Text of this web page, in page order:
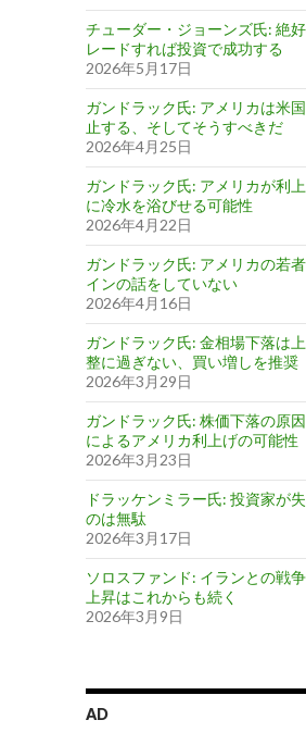
チューダー・ジョーンズ氏: 絶
レードすれば投資で成功する
2026年5月17日
ガンドラック氏: アメリカは米
止する、そしてそうすべきだ
2026年4月25日
ガンドラック氏: アメリカが利
に冷水を浴びせる可能性
2026年4月22日
ガンドラック氏: アメリカの若
インの話をしていない
2026年4月16日
ガンドラック氏: 金相場下落は
整に過ぎない、買い増しを推奨
2026年3月29日
ガンドラック氏: 株価下落の原
によるアメリカ利上げの可能性
2026年3月23日
ドラッケンミラー氏: 投資家が
のは無駄
2026年3月17日
ソロスファンド: イランとの戦
上昇はこれからも続く
2026年3月9日
AD